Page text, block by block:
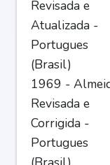
Revisada e
Atualizada -
Portugues
(Brasil)
1969 -
Revisada e
Corrigida -
Portugues